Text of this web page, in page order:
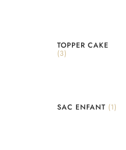
TOPPER CAKE
(3)
SAC ENFANT (1)